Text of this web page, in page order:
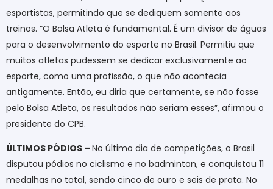
esportistas, permitindo que se dediquem somente aos
treinos. “O Bolsa Atleta é fundamental. É um divisor de águas
para o desenvolvimento do esporte no Brasil. Permitiu que
muitos atletas pudessem se dedicar exclusivamente ao
esporte, como uma profissão, o que não acontecia
antigamente. Então, eu diria que certamente, se não fosse
pelo Bolsa Atleta, os resultados não seriam esses”, afirmou o
presidente do CPB.
ÚLTIMOS PÓDIOS – No último dia de competições, o Brasil
disputou pódios no ciclismo e no badminton, e conquistou 11
medalhas no total, sendo cinco de ouro e seis de prata. No